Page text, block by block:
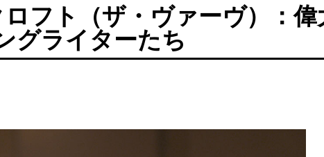
フト（ザ・ヴァーヴ）：偉
グライターたち